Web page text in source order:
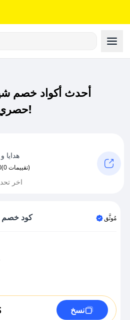
أحدث أكواد خصم
حصري لـ شيفال لاين الآن!
هدايا
(0 تقييمات)
اخر تحديث:
كود خصم مُوثَّق
نسخ